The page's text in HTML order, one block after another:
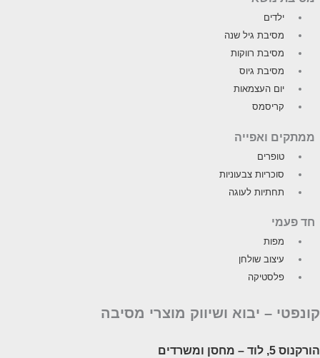
ילדים
מסיבת גיל שנה
מסיבת רווקות
מסיבת גיוס
יום העצמאות
קריסמס
ממתקים ואפייה
טופרים
סוכריות צבעוניות
תחתיות לעוגה
חד פעמי
מפות
עיצוב שולחן
פלסטיקה
– יבוא ושיווק מוצרי מסיבה
5, לוד – מחסן ומשרדים